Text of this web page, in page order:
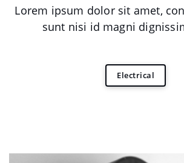
Lorem ipsum dolor sit amet,
sunt nisi id magni
Electrical